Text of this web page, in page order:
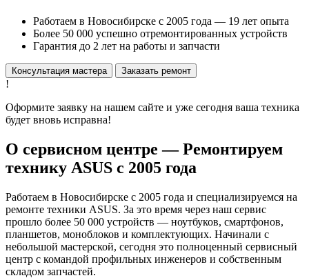
Работаем в Новосибирске с 2005 года — 19 лет опыта
Более 50 000 успешно отремонтированных устройств
Гарантия до 2 лет на работы и запчасти
Консультация мастера Заказать ремонт
!
Оформите заявку на нашем сайте и уже сегодня ваша техника
будет вновь исправна!
О сервисном центре — Ремонтируем
технику ASUS с 2005 года
Работаем в Новосибирске с 2005 года и специализируемся на
ремонте техники ASUS. За это время через наш сервис
прошло более 50 000 устройств — ноутбуков, смартфонов,
планшетов, моноблоков и комплектующих. Начинали с
небольшой мастерской, сегодня это полноценный сервисный
центр с командой профильных инженеров и собственным
складом запчастей.